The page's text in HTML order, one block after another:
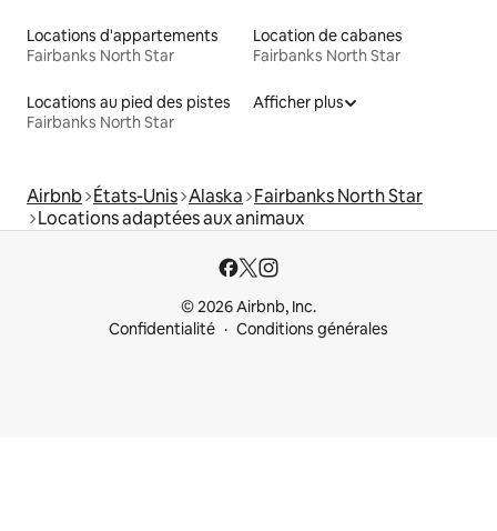
Locations d'appartements
Fairbanks North Star
Location de cabanes
Fairbanks North Star
Locations au pied des pistes
Fairbanks North Star
Afficher plus
Airbnb États-Unis Alaska Fairbanks North Star
Locations adaptées aux animaux
© 2026 Airbnb, Inc.
Confidentialité
Conditions générales